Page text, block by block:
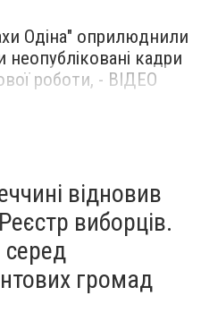
Одіна" оприлюднили
неопубліковані кадри
роботи, - ВІДЕО
зіграє тата
українському
- ФОТО
відновив
виборців.
громад